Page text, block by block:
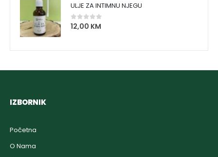
ULJE ZA INTIMNU NJEGU
0out of 5
12,00 KM
IZBORNIK
Početna
O Nama